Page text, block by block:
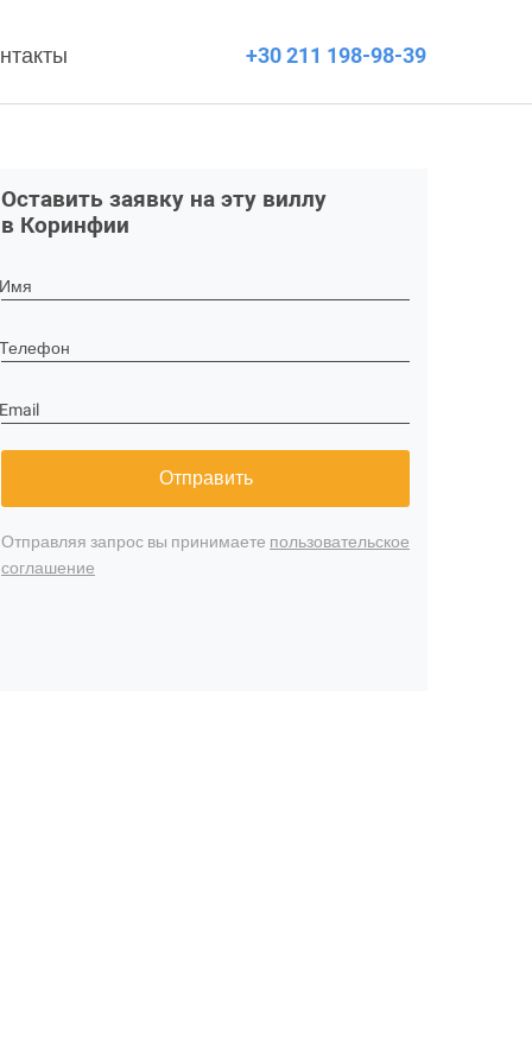
+30 211 198-98-39
Оставить заявку на эту виллу
в Коринфии
Имя
Телефон
Email
Отправить
Отправляя запрос вы принимаете пользовательское
соглашение